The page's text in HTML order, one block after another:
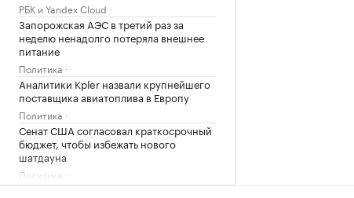
РБК и Yandex Cloud
Запорожская АЭС в третий раз за
неделю ненадолго потеряла внешнее
питание
Политика
Аналитики Kpler назвали крупнейшего
поставщика авиатоплива в Европу
Политика
Сенат США согласовал краткосрочный
бюджет, чтобы избежать нового
шатдауна
Политика
Матч звезд на Кубке Овечкина